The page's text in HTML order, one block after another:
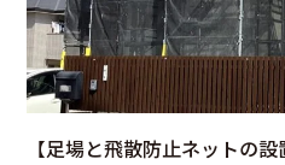
【足場と飛散防止ネットの設